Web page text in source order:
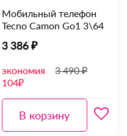
Мобильный телефон
Tecno Camon Go1 3\64
3 386 ₽
экономия
104₽
3 490 ₽
В корзину